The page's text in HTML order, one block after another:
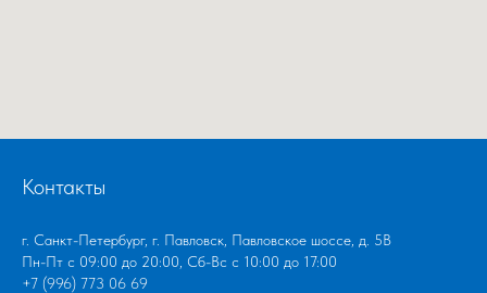
Контакты
г. Санкт-Петербург, г. Павловск, Павловское шоссе, д. 5В
Пн-Пт с 09:00 до 20:00, Сб-Вс с 10:00 до 17:00
+7 (996) 773 06 69